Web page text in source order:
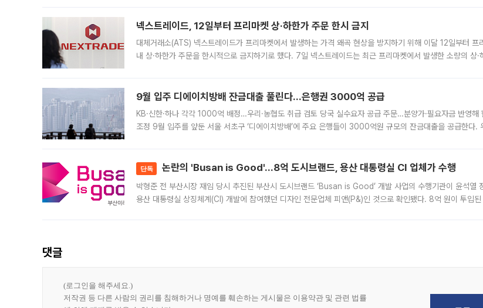
넥스트레이드, 12일부터 프리마켓 상·하한가 주문 한시 금지
대체거래소(ATS) 넥스트레이드가 프리마켓에서 발생하는 가격 왜곡 현상을 방지하기 위해 이달 12일부터 프
내 상·하한가 주문을 한시적으로 금지하기로 했다. 7일 넥스트레이드는 최근 프리마켓에서 발생한 소량의 상·
9월 입주 디에이치방배 잔금대출 풀린다…은행권 3000억 공급
KB·신한·하나 각각 1000억 배정…우리·농협도 취급 검토 당국 실수요자 공급 주문…분양가·필요자금 반영해
조정 9월 입주를 앞둔 서울 서초구 ‘디에이치방배’에 주요 은행들이 3000억원 규모의 잔금대출을 공급한다.
단독 논란의 'Busan is Good'…8억 도시브랜드, 용산 대통령실 CI 업체가 수행
박형준 전 부산시장 재임 당시 추진된 부산시 도시브랜드 ‘Busan is Good’ 개발 사업의 수행기관이 윤석열
용산 대통령실 상징체계(CI) 개발에 참여했던 디자인 전문업체 피앤(P&)인 것으로 확인됐다. 8억 원이 투입된
댓글